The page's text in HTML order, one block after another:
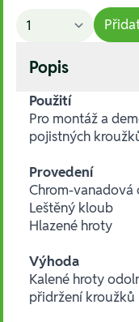
Popis
Použití
Pro montáž a
pojistných
Provedení
Chrom-vanadová
Leštěný kloub
Hlazené hroty
Výhoda
Kalené hroty
přidržení kroužků